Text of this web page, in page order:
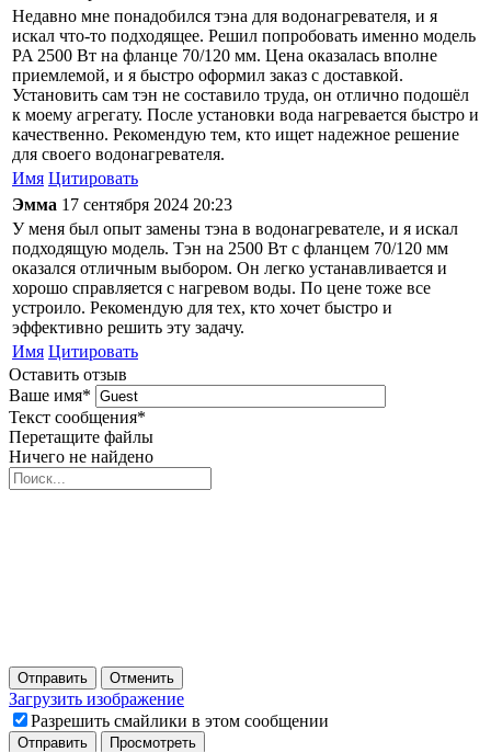
Недавно мне понадобился тэна для водонагревателя, и я
искал что-то подходящее. Решил попробовать именно модель
PA 2500 Вт на фланце 70/120 мм. Цена оказалась вполне
приемлемой, и я быстро оформил заказ с доставкой.
Установить сам тэн не составило труда, он отлично подошёл
к моему агрегату. После установки вода нагревается быстро и
качественно. Рекомендую тем, кто ищет надежное решение
для своего водонагревателя.
Имя Цитировать
Эмма 17 сентября 2024 20:23
У меня был опыт замены тэна в водонагревателе, и я искал
подходящую модель. Тэн на 2500 Вт с фланцем 70/120 мм
оказался отличным выбором. Он легко устанавливается и
хорошо справляется с нагревом воды. По цене тоже все
устроило. Рекомендую для тех, кто хочет быстро и
эффективно решить эту задачу.
Имя Цитировать
Оставить отзыв
Ваше имя*
Текст сообщения*
Перетащите файлы
Ничего не найдено
Отправить Отменить
Загрузить изображение
Разрешить смайлики в этом сообщении